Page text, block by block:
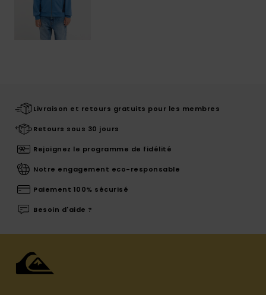
Livraison et retours gratuits pour les membres
Retours sous 30 jours
Rejoignez le programme de fidélité
Notre engagement eco-responsable
Paiement 100% sécurisé
Besoin d'aide ?